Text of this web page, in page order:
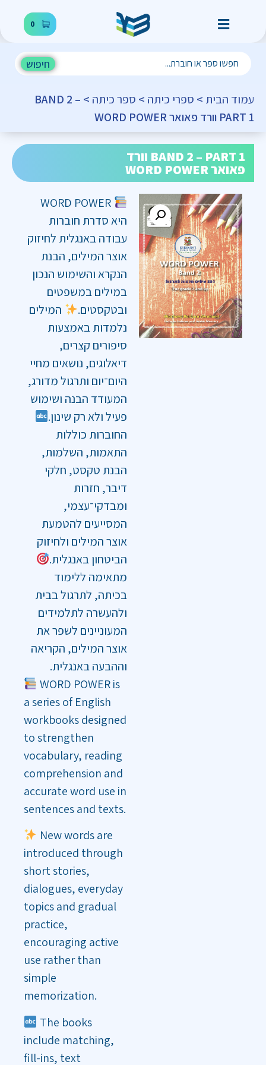
0
חיפוש
עמוד הבית > ספרי כיתה > ספר כיתה
> BAND 2 –
PART 1 וורד פאואר WORD POWER
BAND 2 – PART 1 וורד
פאואר WORD POWER
WORD POWER
היא סדרת חוברות
עבודה באנגלית לחיזוק
אוצר המילים, הבנת
הנקרא והשימוש הנכון
במילים במשפטים
ובטקסטים.
המילים
נלמדות באמצעות
סיפורים קצרים,
דיאלוגים, נושאים מחיי
היום־יום ותרגול מדורג,
המעודד הבנה ושימוש
פעיל ולא רק שינון.
החוברות כוללות
התאמות, השלמות,
הבנת טקסט, חלקי
דיבר, חזרות
ומבדקי־עצמי,
המסייעים להטמעת
אוצר המילים ולחיזוק
הביטחון באנגלית.
מתאימה ללימוד
בכיתה, לתרגול בבית
ולהעשרה לתלמידים
המעוניינים לשפר את
אוצר המילים, הקריאה
וההבעה באנגלית.
WORD POWER is
a series of English
workbooks designed
to strengthen
vocabulary, reading
comprehension and
accurate word use in
sentences and texts.
New words are
introduced through
short stories,
dialogues, everyday
topics and gradual
practice,
encouraging active
use rather than
simple
memorization.
The books
include matching,
fill-ins, text